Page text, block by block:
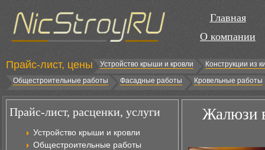
Главная
О компании
Прайс-лист, цены Устройство крыши и кровли
Конструкции из
Общестроительные работы
Фасадные работы Кровельные работы
Прайс-лист, расценки, услуги
Устройство крыши и кровли
Общестроительные работы
Жалюзи